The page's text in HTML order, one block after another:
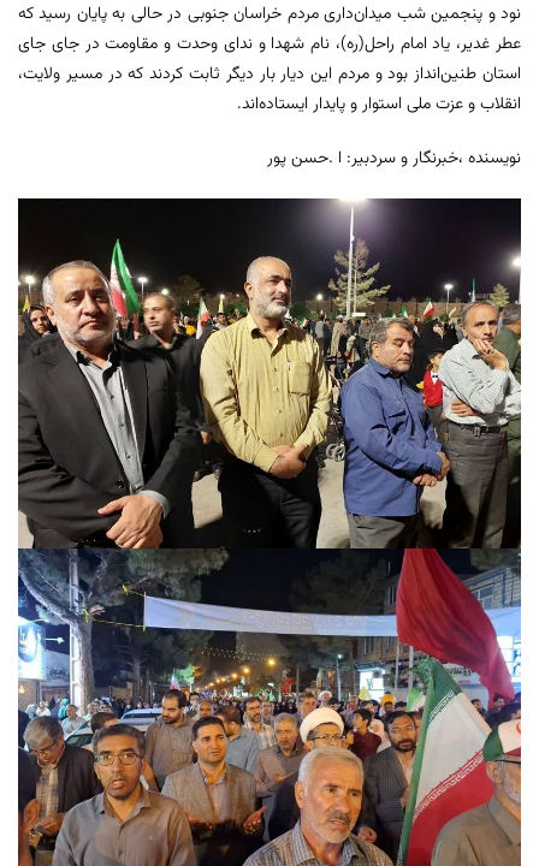
نود و پنجمین شب میدان‌داری مردم خراسان جنوبی در حالی به پایان رسید که
عطر غدیر، یاد امام راحل(ره)، نام شهدا و ندای وحدت و مقاومت در جای جای
استان طنین‌انداز بود و مردم این دیار بار دیگر ثابت کردند که در مسیر ولایت،
انقلاب و عزت ملی استوار و پایدار ایستاده‌اند.
نویسنده ،خبرنگار و سردبیر: ا .حسن پور